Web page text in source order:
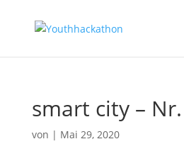
smart city –
von | Mai 29, 2020